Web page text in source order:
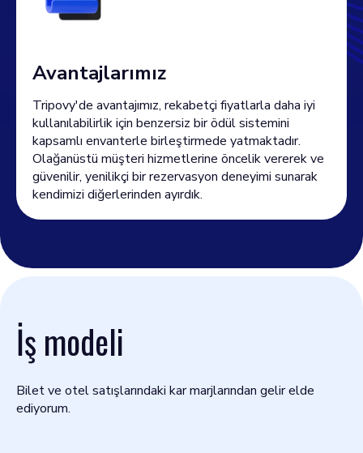
Avantajlarımız
Tripovy'de avantajımız, rekabetçi fiyatlarla daha iyi
kullanılabilirlik için benzersiz bir ödül sistemini
kapsamlı envanterle birleştirmede yatmaktadır.
Olağanüstü müşteri hizmetlerine öncelik vererek ve
güvenilir, yenilikçi bir rezervasyon deneyimi sunarak
kendimizi diğerlerinden ayırdık.
İş modeli
Bilet ve otel satışlarındaki kar marjlarından gelir elde
ediyorum.